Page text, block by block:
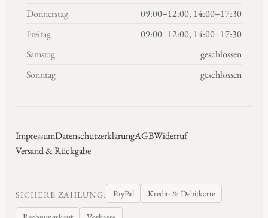
Donnerstag
09:00–12:00, 14:00–17:30
Freitag
09:00–12:00, 14:00–17:30
Samstag
geschlossen
Sonntag
geschlossen
ImpressumDatenschutzerklärungAGBWiderruf
Versand & Rückgabe
SICHERE ZAHLUNG: PayPal Kredit- & Debitkarte